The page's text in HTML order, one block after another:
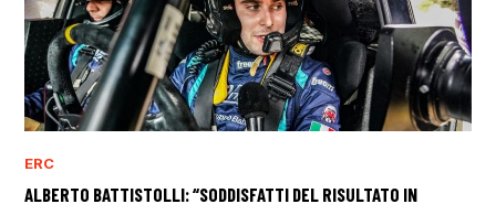
ERC
ALBERTO BATTISTOLLI: “SODDISFATTI DEL RISULTATO IN